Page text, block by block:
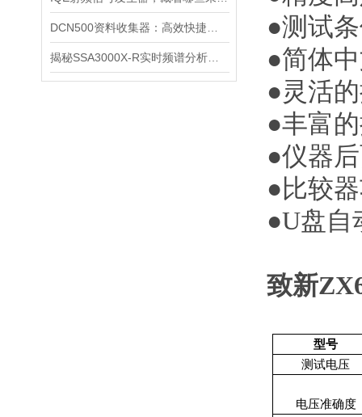
●测试
●简体
●灵活
●丰富
●仪器
●比较
●U盘自
致新
型号
测试电压
电压准确度